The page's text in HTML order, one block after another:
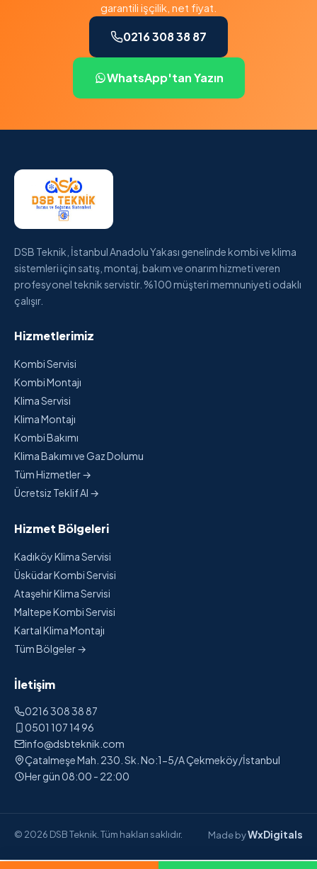
garantili işçilik, net fiyat.
0216 308 38 87
WhatsApp'tan Yazın
DSB Teknik, İstanbul Anadolu Yakası genelinde kombi ve klima
sistemleri için satış, montaj, bakım ve onarım hizmeti veren
profesyonel teknik servistir. %100 müşteri memnuniyeti odaklı
çalışır.
Hizmetlerimiz
Kombi Servisi
Kombi Montajı
Klima Servisi
Klima Montajı
Kombi Bakımı
Klima Bakımı ve Gaz Dolumu
Tüm Hizmetler →
Ücretsiz Teklif Al →
Hizmet Bölgeleri
Kadıköy Klima Servisi
Üsküdar Kombi Servisi
Ataşehir Klima Servisi
Maltepe Kombi Servisi
Kartal Klima Montajı
Tüm Bölgeler →
İletişim
0216 308 38 87
0501 107 14 96
info@dsbteknik.com
Çatalmeşe Mah. 230. Sk. No:1-5/A Çekmeköy/İstanbul
Her gün 08:00 - 22:00
© 2026 DSB Teknik. Tüm hakları saklıdır. Made byWxDigitals